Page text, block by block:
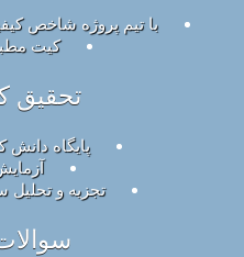
با تیم پروژه شاخص
کیت
تحقیق
پایگاه دانش
تجزیه و تحلیل